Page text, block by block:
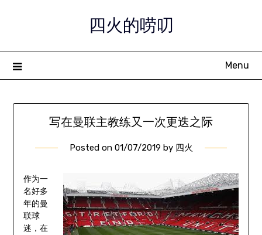
四火的唠叨
Menu
写在曼联主教练又一次更迭之际
Posted on 01/07/2019 by 四火
作为一
名好多
年的曼
联球
迷，在